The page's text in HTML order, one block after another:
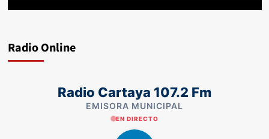
Radio Online
Radio Cartaya 107.2 Fm
EMISORA MUNICIPAL
EN DIRECTO